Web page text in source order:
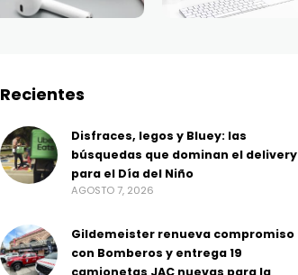
Recientes
Disfraces, legos y Bluey: las
búsquedas que dominan el delivery
para el Día del Niño
AGOSTO 7, 2026
Gildemeister renueva compromiso
con Bomberos y entrega 19